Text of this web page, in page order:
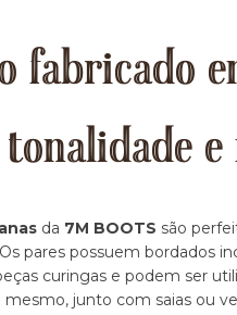
fabricado
tonalidade
da 7M BOOTS são
pares possuem bordados
curingas e podem ser
mesmo, junto com saias ou